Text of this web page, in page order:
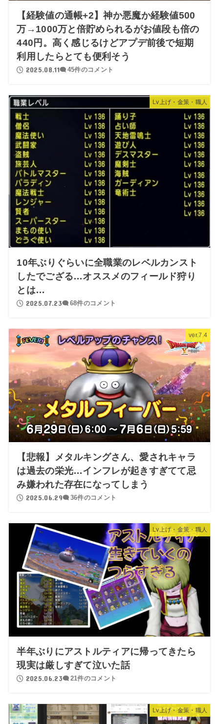
【経験値の通帳+2】神か悪魔か経験値500
万→1000万と倍貯められるがお値段も倍の
440円。高く感じるけどアプデ前後で短期
利用したらとても便利そう
2025.08.11 45件のコメント
Lv上げ・金策・職人
10年ぶりぐらいに全職業のレベルカンスト
したでござる…オススメのフィールド狩り
とは…
2025.07.23 68件のコメント
ver.7.4
【悲報】メタルキングさん、愛されキャラ
は過去の栄光…インフレが起きすぎてて忌
み嫌われた存在になってしまう
2025.06.29 36件のコメント
Lv上げ・金策・職人
半年ぶりにアストルティアに帰ってきたら
現実は厳しすぎて泣いた話
2025.06.23 21件のコメント
Lv上げ・金策・職人